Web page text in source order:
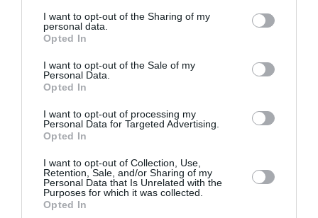
I want to opt-out of the Sharing of my
personal data.
Opted In
I want to opt-out of the Sale of my
Personal Data.
Opted In
I want to opt-out of processing my
Personal Data for Targeted Advertising.
Opted In
I want to opt-out of Collection, Use,
Retention, Sale, and/or Sharing of my
Personal Data that Is Unrelated with the
Purposes for which it was collected.
Opted In
Djma commenté l'article :
Après Emirates, Lufthansa remet en cause la réception
Pointe‑à‑Pitre – Panama City : Air France ouvre un pont
aérien vers l’Amérique latine
intelligence artificielle pearson-toronto